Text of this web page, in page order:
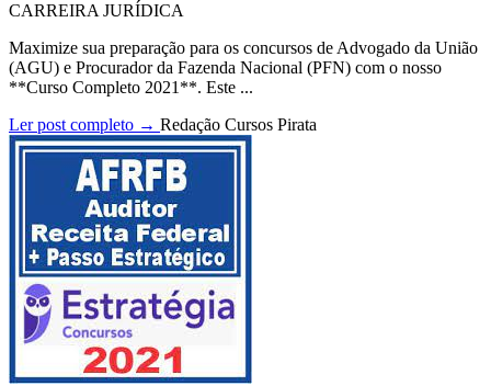
CARREIRA JURÍDICA
Maximize sua preparação para os concursos de Advogado da União
(AGU) e Procurador da Fazenda Nacional (PFN) com o nosso
**Curso Completo 2021**. Este ...
Ler post completo → Redação Cursos Pirata